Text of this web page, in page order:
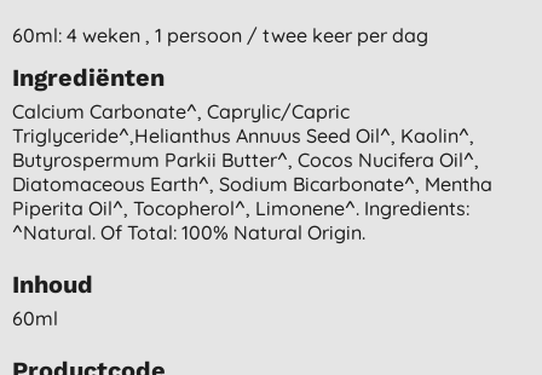
60ml: 4 weken , 1 persoon / twee keer per dag
Ingrediënten
Calcium Carbonate^, Caprylic/capric
Triglyceride^,helianthus Annuus Seed Oil^, Kaolin^,
Butyrospermum Parkii Butter^, Cocos Nucifera Oil^,
Diatomaceous Earth^, Sodium Bicarbonate^, Mentha
Piperita Oil^, Tocopherol^, Limonene^. Ingredients:
^natural. Of Total: 100% Natural Origin.
Inhoud
60ml